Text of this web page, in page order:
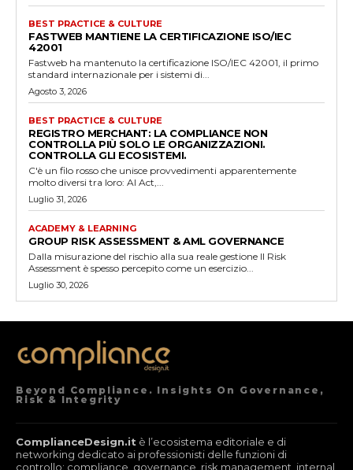
BEST PRACTICE & CULTURE
FASTWEB MANTIENE LA CERTIFICAZIONE ISO/IEC
42001
Fastweb ha mantenuto la certificazione ISO/IEC 42001, il primo
standard internazionale per i sistemi di...
Agosto 3, 2026
BEST PRACTICE & CULTURE
REGISTRO MERCHANT: LA COMPLIANCE NON
CONTROLLA PIÙ SOLO LE ORGANIZZAZIONI.
CONTROLLA GLI ECOSISTEMI.
C'è un filo rosso che unisce provvedimenti apparentemente
molto diversi tra loro: AI Act,...
Luglio 31, 2026
ACADEMY & LEARNING
GROUP RISK ASSESSMENT & AML GOVERNANCE
Dalla misurazione del rischio alla sua reale gestione Il Risk
Assessment è spesso percepito come un esercizio...
Luglio 30, 2026
Beyond Compliance. Insights On Governance,
Risk & Integrity
ComplianceDesign.it è l’ecosistema editoriale e di
networking dedicato ai professionisti delle funzioni di
controllo: compliance, governance, risk management, internal